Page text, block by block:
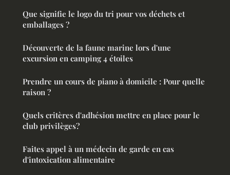
Que signifie le logo du tri pour vos déchets et
emballages ?
Découverte de la faune marine lors d'une
excursion en camping 4 étoiles
Prendre un cours de piano à domicile : Pour quelle
raison ?
Quels critères d'adhésion mettre en place pour le
club privilèges?
Faites appel à un médecin de garde en cas
d'intoxication alimentaire